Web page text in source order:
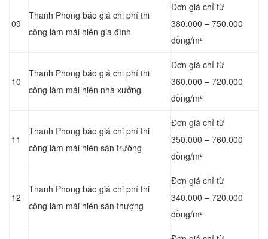
09
Thanh Phong báo giá chi phí thi
công làm mái hiên gia đình
Đơn giá chỉ từ
380.000 – 750.000
đồng/m²
10
Thanh Phong báo giá chi phí thi
công làm mái hiên nhà xưởng
Đơn giá chỉ từ
360.000 – 720.000
đồng/m²
11
Thanh Phong báo giá chi phí thi
công làm mái hiên sân trường
Đơn giá chỉ từ
350.000 – 760.000
đồng/m²
12
Thanh Phong báo giá chi phí thi
công làm mái hiên sân thượng
Đơn giá chỉ từ
340.000 – 720.000
đồng/m²